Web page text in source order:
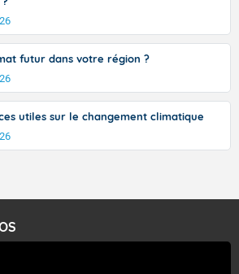
futur dans votre région ?
utiles sur le changement climatique